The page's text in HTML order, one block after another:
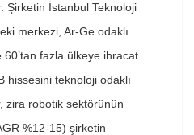
Şirketin İstanbul Teknoloji
merkezi, Ar-Ge odaklı
fazla ülkeye ihracat
hissesini teknoloji odaklı
zira robotik sektörünün
%12-15) şirketin